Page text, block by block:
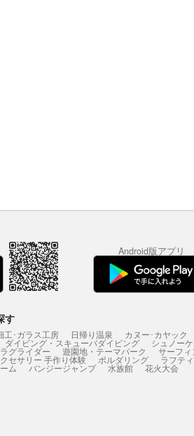
Android版アプリ
す
工･ガラス工房 日帰り温泉 カヌー･カヤック
ダイビング・スキューバダイビング シュノー
グライダー 遊園地・テーマパーク サーフ
セサリー 手作り体験 ボルダリング ラフテ
ム バンジージャンプ 水族館 花火大会